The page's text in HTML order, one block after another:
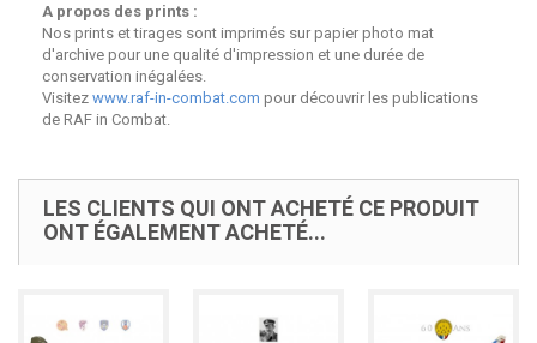
A propos des prints :
Nos prints et tirages sont imprimés sur papier photo mat
d'archive pour une qualité d'impression et une durée de
conservation inégalées.
Visitez www.raf-in-combat.com pour découvrir les publications
de RAF in Combat.
LES CLIENTS QUI ONT ACHETÉ CE PRODUIT
ONT ÉGALEMENT ACHETÉ...